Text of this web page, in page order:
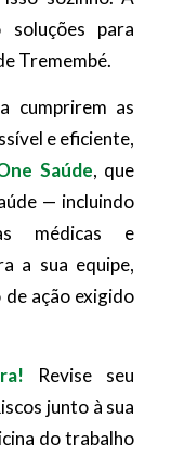
soluções para
Tremembé.
cumprirem as
e eficiente,
Saúde, que
— incluindo
médicas e
a sua equipe,
de ação exigido
Revise seu
junto à sua
do trabalho